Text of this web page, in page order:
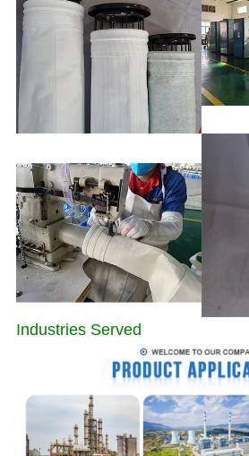
Industries Served